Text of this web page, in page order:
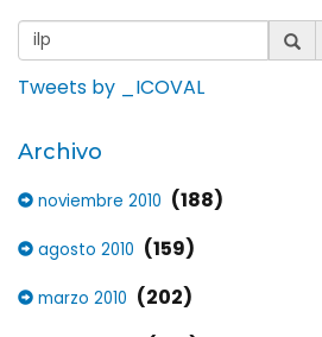
Tweets by _ICOVAL
Archivo
noviembre 2010 (188)
agosto 2010 (159)
marzo 2010 (202)